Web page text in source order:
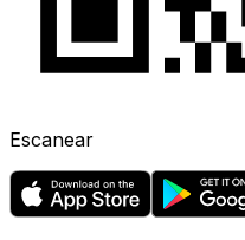
Escanear